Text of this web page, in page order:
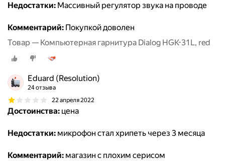
Недостатки: Массивный регулятор звука на проводе
Комментарий: Покупкой доволен
Товар — Компьютерная гарнитура Dialog HGK-31L, red
Eduard (Resolution)
24 отзыва
22 апреля 2022
Достоинства: цена
Недостатки: микрофон стал хрипеть через 3 месяца
Комментарий: магазин с плохим серисом